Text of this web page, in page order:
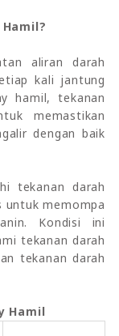
aliran darah
kali jantung
hamil, tekanan
memastikan
dengan baik
tekanan darah
untuk memompa
Kondisi ini
tekanan darah
tekanan darah
Hamil